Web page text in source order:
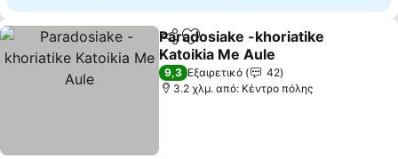
Κοινοποίηση
Προσθήκη στα αγαπημένα
Paradosiake -khoriatike
Katoikia Me Aule
9,3 Εξαιρετικό
42
3.2 χλμ. από: Κέντρο πόλης